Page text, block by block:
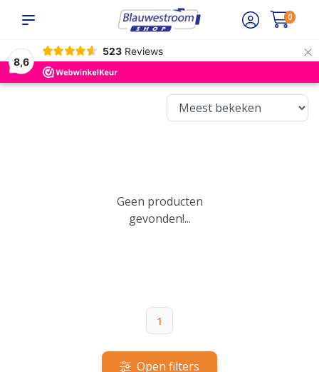
8,6
523 Reviews ×
0
Geen producten
gevonden!...
1
Open filters